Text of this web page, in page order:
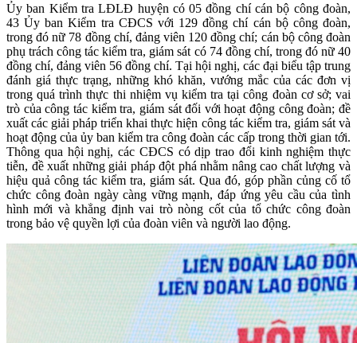
Ủy ban Kiểm tra LĐLĐ huyện có 05 đồng chí cán bộ công đoàn,
43 Ủy ban Kiểm tra CĐCS với 129 đồng chí cán bộ công đoàn,
trong đó nữ 78 đồng chí, đảng viên 120 đồng chí; cán bộ công đoàn
phụ trách công tác kiểm tra, giám sát có 74 đồng chí, trong đó nữ 40
đồng chí, đảng viên 56 đồng chí. Tại hội nghị, các đại biểu tập trung
đánh giá thực trạng, những khó khăn, vướng mắc của các đơn vị
trong quá trình thực thi nhiệm vụ kiểm tra tại công đoàn cơ sở; vai
trò của công tác kiểm tra, giám sát đối với hoạt động công đoàn; đề
xuất các giải pháp triển khai thực hiện công tác kiểm tra, giám sát và
hoạt động của ủy ban kiểm tra công đoàn các cấp trong thời gian tới.
Thông qua hội nghị, các CĐCS có dịp trao đổi kinh nghiệm thực
tiễn, đề xuất những giải pháp đột phá nhằm nâng cao chất lượng và
hiệu quả công tác kiểm tra, giám sát. Qua đó, góp phần củng cố tổ
chức công đoàn ngày càng vững mạnh, đáp ứng yêu cầu của tình
hình mới và khẳng định vai trò nòng cốt của tổ chức công đoàn
trong bảo vệ quyền lợi của đoàn viên và người lao động.